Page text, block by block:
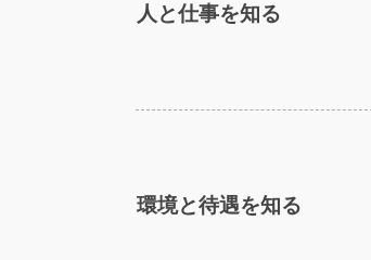
人と仕事を知る
環境と待遇を知る